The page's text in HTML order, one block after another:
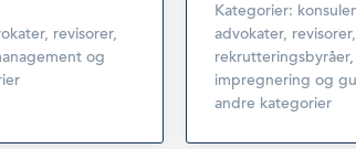
revisorer,
og
Kategorier:
advokater,
rekrutteringsbyråer,
impregnering og
andre kategorier